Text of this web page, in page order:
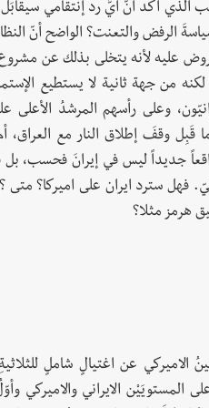
الذي أكد أنّ أيَّ ردٍّ إنتقامي
الرفض والتعنت؟ الواضح أنّ
عليه لأنه يتخلى بذلك عن
من جهة ثانية لا يستطيع
وعلى رأسهم المرشدُ
قَبِل وقفَ إطلاق النار مع العراق،
جديداً ليس في إيرانَ فحسب،
فهل سترد ايران على اميركا؟
هرمز مثلا؟
الاميركي عن اغتيالٍ شاملٍ
المستويَيْن الايراني